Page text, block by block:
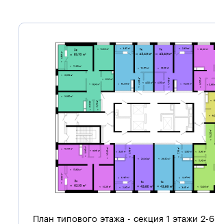
План типового этажа - секция 1 этажи 2-6